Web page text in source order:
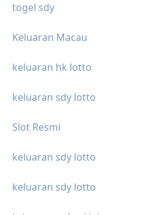
togel sdy
Keluaran Macau
keluaran hk lotto
keluaran sdy lotto
Slot Resmi
keluaran sdy lotto
keluaran sdy lotto